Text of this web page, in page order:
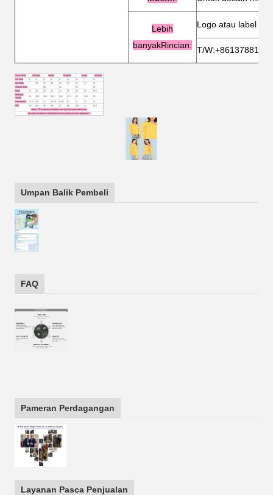
Lebih
banyakRincian:
Logo atau label
T/
Umpan Balik Pembeli
FAQ
Pameran Perdagangan
Layanan Pasca Penjualan